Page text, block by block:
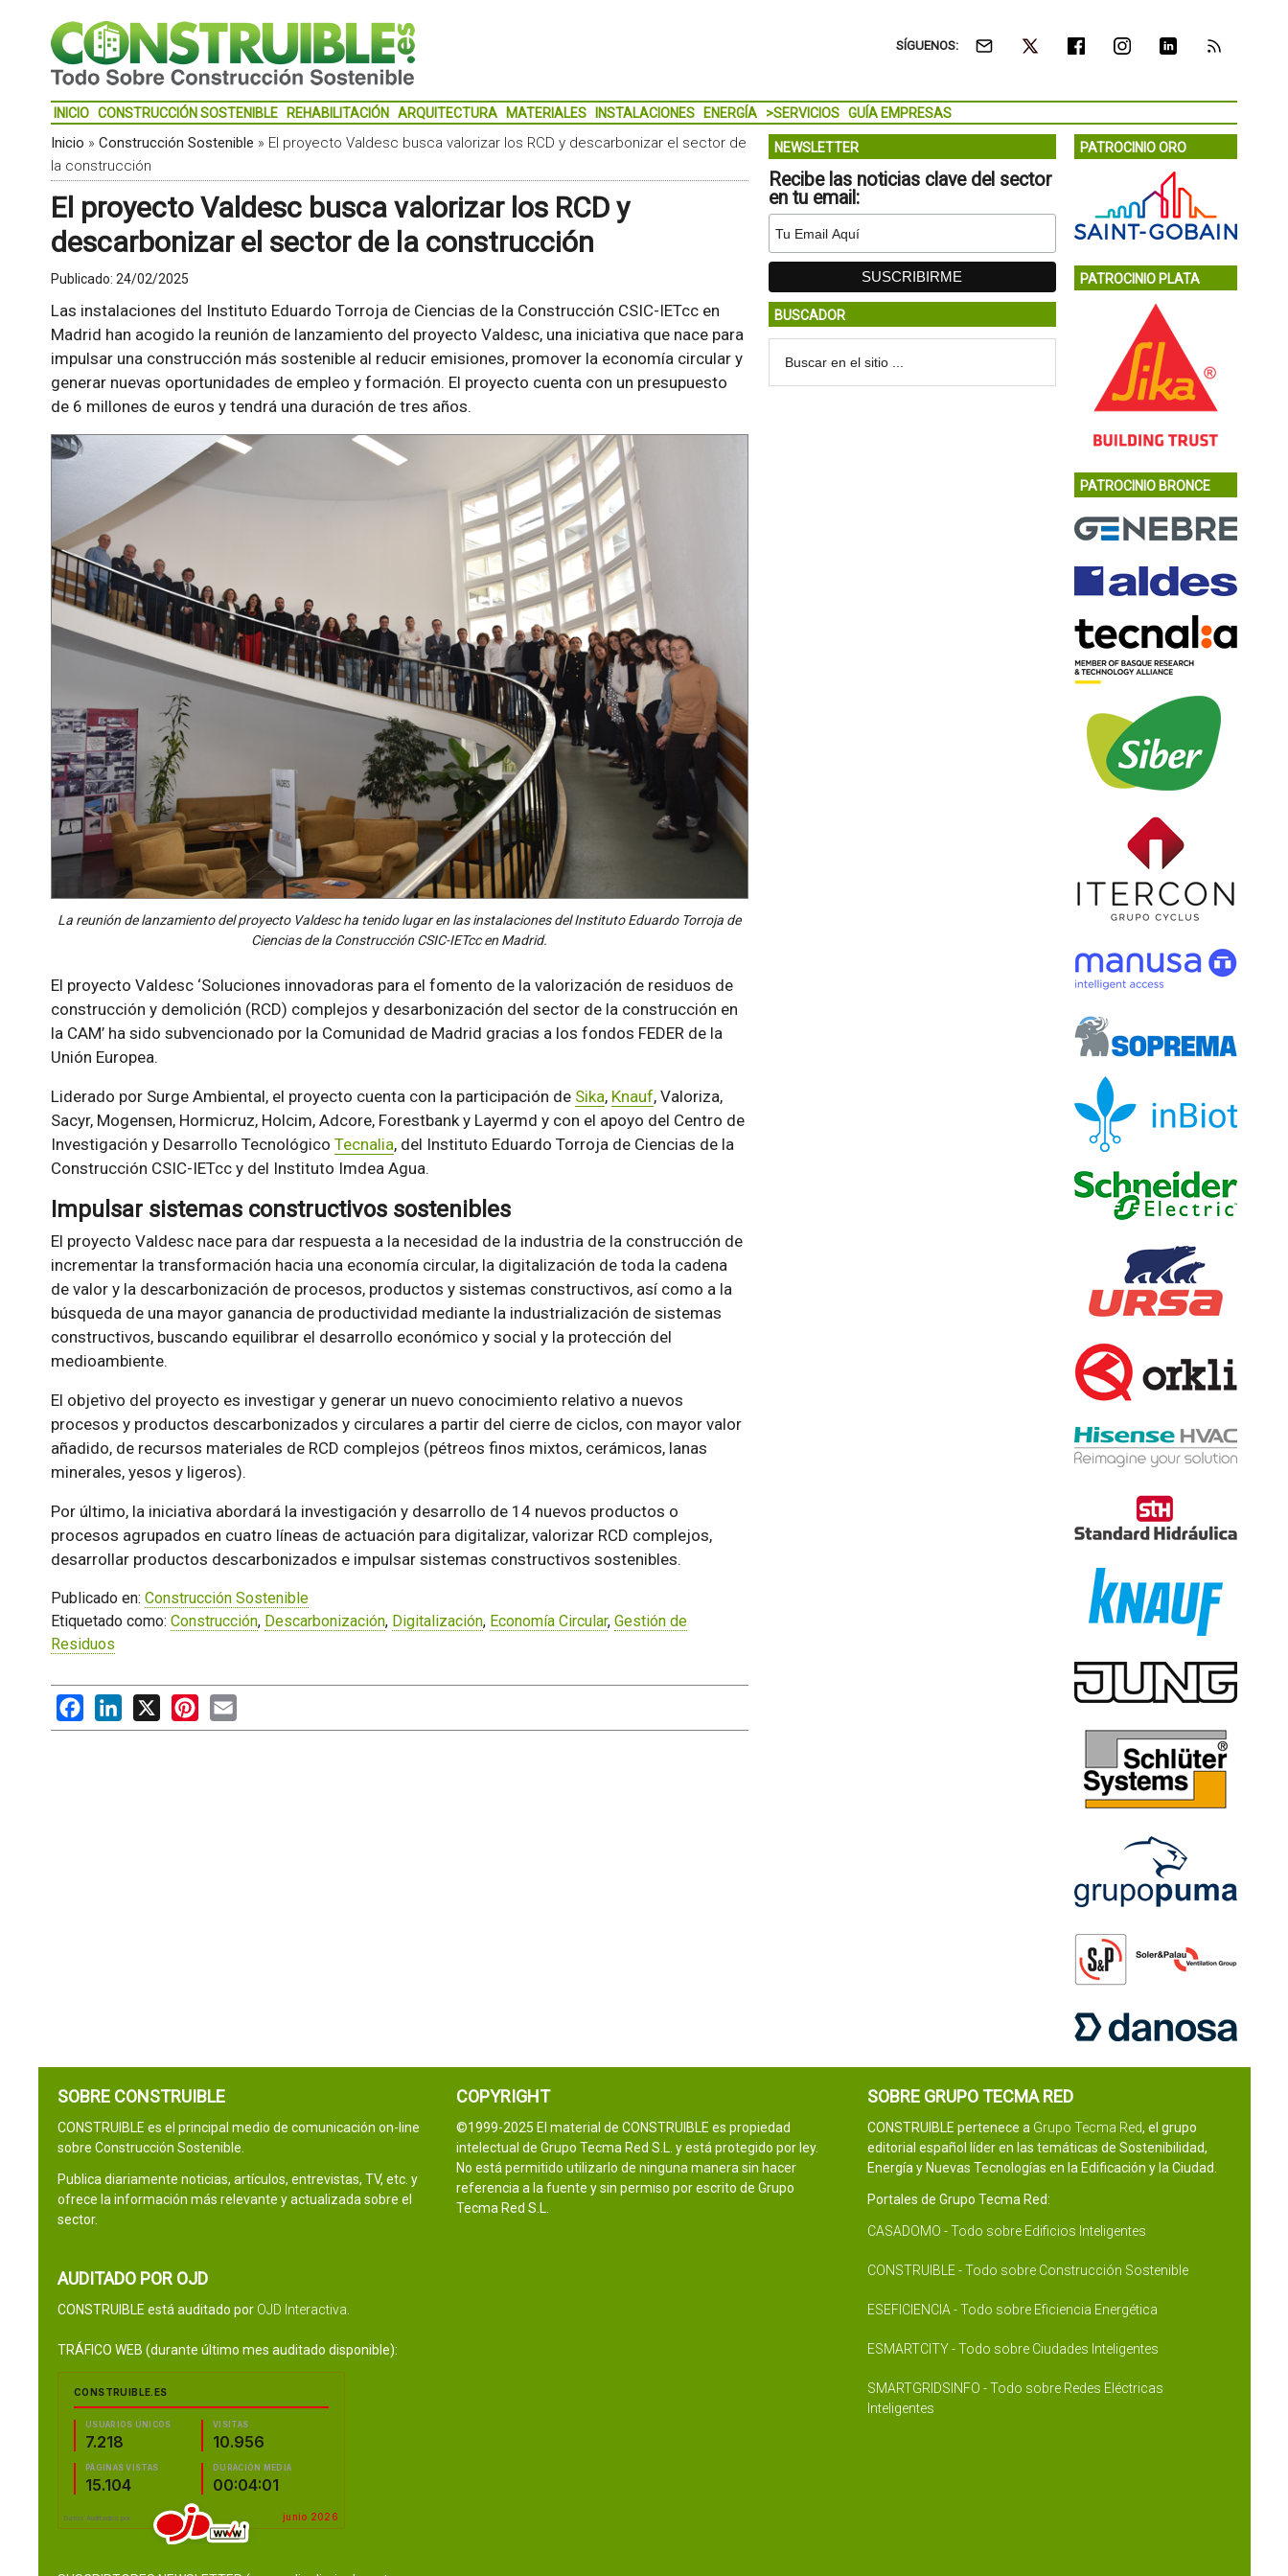
SÍGUENOS:
INICIO CONSTRUCCIÓN SOSTENIBLE REHABILITACIÓN ARQUITECTURA MATERIALES INSTALACIONES ENERGÍA >SERVICIOS GUÍA EMPRESAS
Inicio » Construcción Sostenible » El proyecto Valdesc busca valorizar los RCD y descarbonizar el sector de
la construcción
El proyecto Valdesc busca valorizar los RCD y
descarbonizar el sector de la construcción
Publicado: 24/02/2025
Las instalaciones del Instituto Eduardo Torroja de Ciencias de la Construcción CSIC-IETcc en
Madrid han acogido la reunión de lanzamiento del proyecto Valdesc, una iniciativa que nace para
impulsar una construcción más sostenible al reducir emisiones, promover la economía circular y
generar nuevas oportunidades de empleo y formación. El proyecto cuenta con un presupuesto
de 6 millones de euros y tendrá una duración de tres años.
La reunión de lanzamiento del proyecto Valdesc ha tenido lugar en las instalaciones del Instituto Eduardo Torroja de
Ciencias de la Construcción CSIC-IETcc en Madrid.
El proyecto Valdesc ‘Soluciones innovadoras para el fomento de la valorización de residuos de
construcción y demolición (RCD) complejos y desarbonización del sector de la construcción en
la CAM’ ha sido subvencionado por la Comunidad de Madrid gracias a los fondos FEDER de la
Unión Europea.
Liderado por Surge Ambiental, el proyecto cuenta con la participación de Sika, Knauf, Valoriza,
Sacyr, Mogensen, Hormicruz, Holcim, Adcore, Forestbank y Layermd y con el apoyo del Centro de
Investigación y Desarrollo Tecnológico Tecnalia, del Instituto Eduardo Torroja de Ciencias de la
Construcción CSIC-IETcc y del Instituto Imdea Agua.
Impulsar sistemas constructivos sostenibles
El proyecto Valdesc nace para dar respuesta a la necesidad de la industria de la construcción de
incrementar la transformación hacia una economía circular, la digitalización de toda la cadena
de valor y la descarbonización de procesos, productos y sistemas constructivos, así como a la
búsqueda de una mayor ganancia de productividad mediante la industrialización de sistemas
constructivos, buscando equilibrar el desarrollo económico y social y la protección del
medioambiente.
El objetivo del proyecto es investigar y generar un nuevo conocimiento relativo a nuevos
procesos y productos descarbonizados y circulares a partir del cierre de ciclos, con mayor valor
añadido, de recursos materiales de RCD complejos (pétreos finos mixtos, cerámicos, lanas
minerales, yesos y ligeros).
Por último, la iniciativa abordará la investigación y desarrollo de 14 nuevos productos o
procesos agrupados en cuatro líneas de actuación para digitalizar, valorizar RCD complejos,
desarrollar productos descarbonizados e impulsar sistemas constructivos sostenibles.
Publicado en: Construcción Sostenible
Etiquetado como: Construcción, Descarbonización, Digitalización, Economía Circular, Gestión de
Residuos
FacebookLinkedIn
X PinterestEmail
NEWSLETTER
Recibe las noticias clave del sector
en tu email:
BUSCADOR
PATROCINIO ORO
PATROCINIO PLATA
PATROCINIO BRONCE
SOBRE CONSTRUIBLE
CONSTRUIBLE es el principal medio de comunicación on-line
sobre Construcción Sostenible.
Publica diariamente noticias, artículos, entrevistas, TV, etc. y
ofrece la información más relevante y actualizada sobre el
sector.
AUDITADO POR OJD
CONSTRUIBLE está auditado por OJD Interactiva
TRÁFICO WEB (durante último mes auditado disponible):
COPYRIGHT
©1999-2025 El material de CONSTRUIBLE es propiedad
intelectual de Grupo Tecma Red S.L. y está protegido por ley.
No está permitido utilizarlo de ninguna manera sin hacer
referencia a la fuente y sin permiso por escrito de Grupo
Tecma Red S.L.
SOBRE GRUPO TECMA RED
CONSTRUIBLE pertenece a Grupo Tecma Red, el grupo
editorial español líder en las temáticas de Sostenibilidad,
Energía y Nuevas Tecnologías en la Edificación y la Ciudad.
Portales de Grupo Tecma Red:
CASADOMO - Todo sobre Edificios Inteligentes
CONSTRUIBLE - Todo sobre Construcción Sostenible
ESEFICIENCIA - Todo sobre Eficiencia Energética
ESMARTCITY - Todo sobre Ciudades Inteligentes
SMARTGRIDSINFO - Todo sobre Redes Eléctricas
Inteligentes